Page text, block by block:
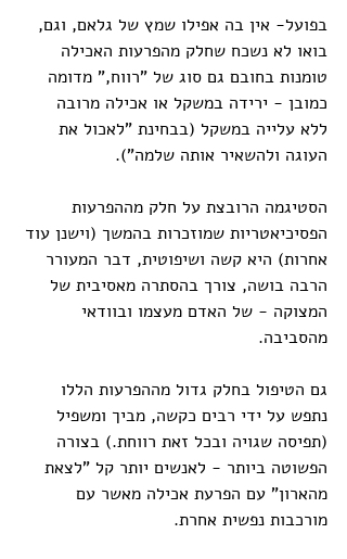
בפועל- אין בה אפילו שמץ של גלאם, וגם,
בואו לא נשכח שחלק מהפרעות האכילה
טומנות בחובם גם סוג של "רווח," מדומה
כמובן - ירידה במשקל או אכילה מרובה
ללא עלייה במשקל (בבחינת "לאכול את
העוגה ולהשאיר אותה שלמה").
הסטיגמה הרובצת על חלק מההפרעות
הפסיכיאטריות שמוזכרות בהמשך (וישנן עוד
אחרות) היא קשה ושיפוטית, דבר המעורר
הרבה בושה, צורך בהסתרה מאסיבית של
המצוקה - של האדם מעצמו ובוודאי
מהסביבה.
גם הטיפול בחלק גדול מההפרעות הללו
נתפש על ידי רבים כקשה, מביך ומשפיל
(תפיסה שגויה ובכל זאת רווחת.) בצורה
הפשוטה ביותר - לאנשים יותר קל "לצאת
מהארון" עם הפרעת אכילה מאשר עם
מורכבות נפשית אחרת.